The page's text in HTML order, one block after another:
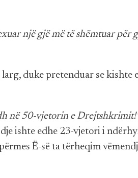
një gjë më të shëmtuar për
larg, duke pretenduar se kishte
në 50-vjetorin e
ishte edhe 23-vjetori i
Ë-së ta tërheqim